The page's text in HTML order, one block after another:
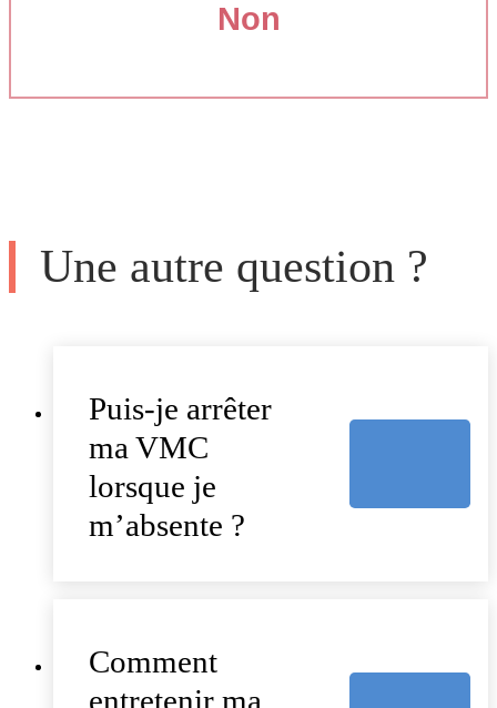
Non
Une autre question ?
Puis-je arrêter
ma VMC
lorsque je
m’absente ?
Comment
entretenir ma